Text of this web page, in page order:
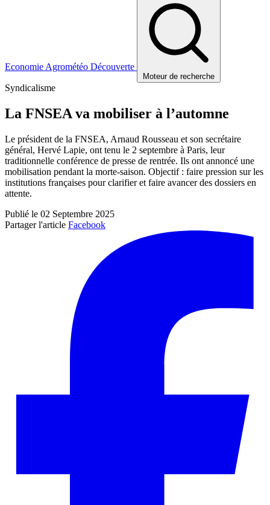
Economie Agrométéo Découverte
Moteur de recherche
Syndicalisme
La FNSEA va mobiliser à l’automne
Le président de la FNSEA, Arnaud Rousseau et son secrétaire
général, Hervé Lapie, ont tenu le 2 septembre à Paris, leur
traditionnelle conférence de presse de rentrée. Ils ont annoncé une
mobilisation pendant la morte-saison. Objectif : faire pression sur les
institutions françaises pour clarifier et faire avancer des dossiers en
attente.
Publié le 02 Septembre 2025
Partager l'article Facebook